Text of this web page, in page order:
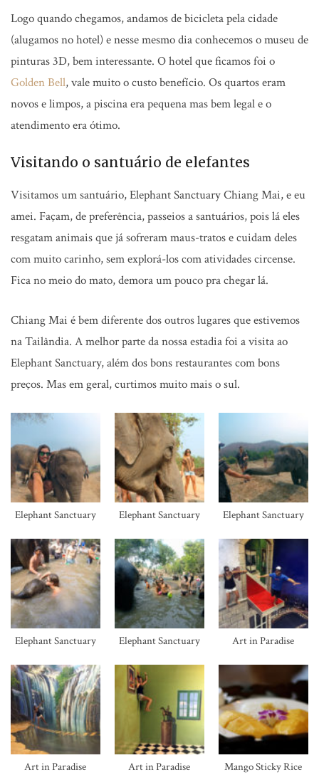
Logo quando chegamos, andamos de bicicleta pela cidade
(alugamos no hotel) e nesse mesmo dia conhecemos o museu de
pinturas 3D, bem interessante. O hotel que ficamos foi o
Golden Bell, vale muito o custo benefício. Os quartos eram
novos e limpos, a piscina era pequena mas bem legal e o
atendimento era ótimo.
Visitando o santuário de elefantes
Visitamos um santuário, Elephant Sanctuary Chiang Mai, e eu
amei. Façam, de preferência, passeios a santuários, pois lá eles
resgatam animais que já sofreram maus-tratos e cuidam deles
com muito carinho, sem explorá-los com atividades circense.
Fica no meio do mato, demora um pouco pra chegar lá.
Chiang Mai é bem diferente dos outros lugares que estivemos
na Tailândia. A melhor parte da nossa estadia foi a visita ao
Elephant Sanctuary, além dos bons restaurantes com bons
preços. Mas em geral, curtimos muito mais o sul.
Elephant Sanctuary Elephant Sanctuary Elephant Sanctuary
Elephant Sanctuary Elephant Sanctuary Art in Paradise
Art in Paradise Art in Paradise Mango Sticky Rice